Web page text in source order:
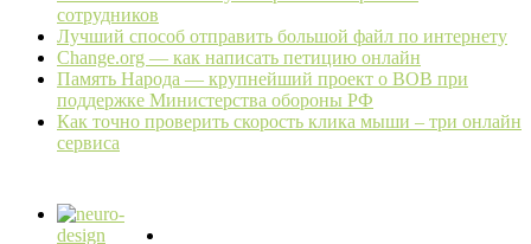
сотрудников
Лучший способ отправить большой файл по интернету
Change.org — как написать петицию онлайн
Память Народа — крупнейший проект о ВОВ при
поддержке Министерства обороны РФ
Как точно проверить скорость клика мыши – три онлайн
сервиса